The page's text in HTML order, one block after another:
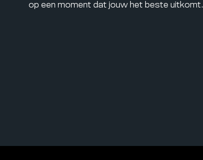
op een moment dat jouw het beste uitkomt.